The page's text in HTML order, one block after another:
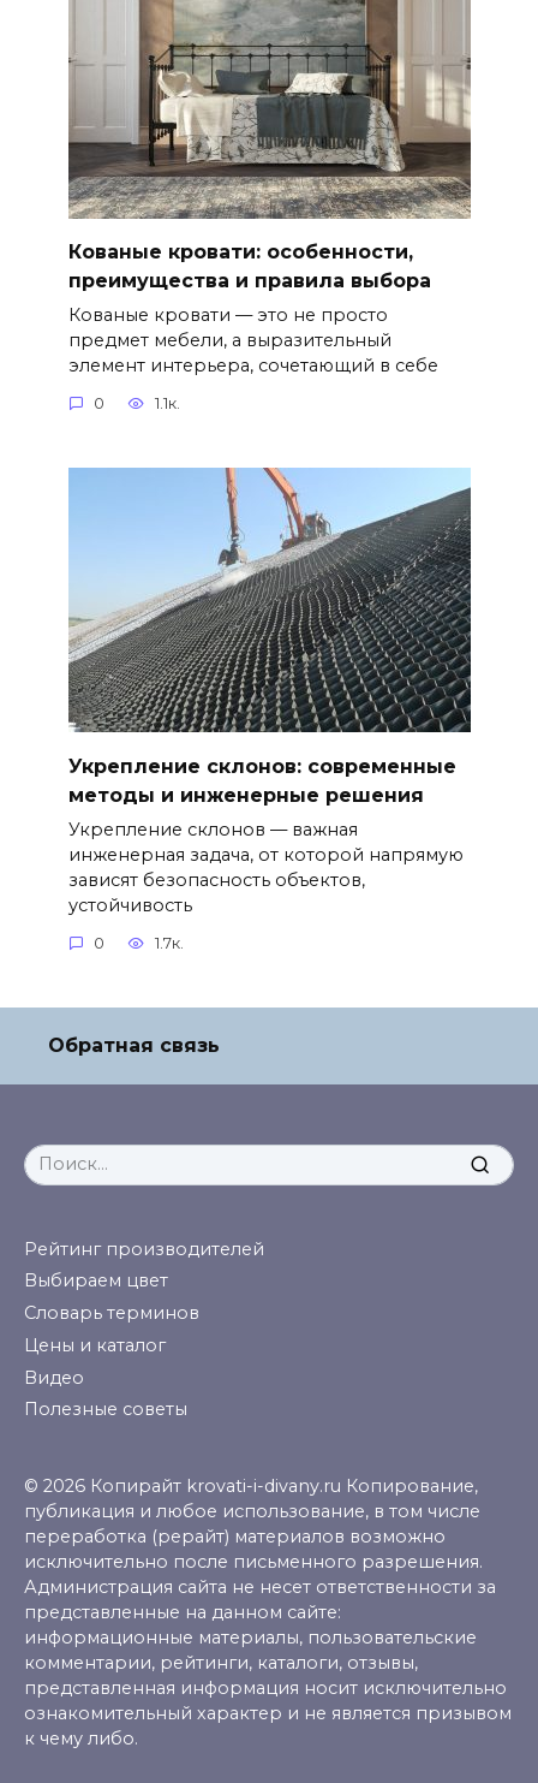
Кованые кровати: особенности,
преимущества и правила выбора
Кованые кровати — это не просто
предмет мебели, а выразительный
элемент интерьера, сочетающий в себе
0 1.1к.
Укрепление склонов: современные
методы и инженерные решения
Укрепление склонов — важная
инженерная задача, от которой напрямую
зависят безопасность объектов,
устойчивость
0 1.7к.
Обратная связь
Search
for:
Рейтинг производителей
Выбираем цвет
Словарь терминов
Цены и каталог
Видео
Полезные советы
© 2026 Копирайт krovati-i-divany.ru Копирование,
публикация и любое использование, в том числе
переработка (рерайт) материалов возможно
исключительно после письменного разрешения.
Администрация сайта не несет ответственности за
представленные на данном сайте:
информационные материалы, пользовательские
комментарии, рейтинги, каталоги, отзывы,
представленная информация носит исключительно
ознакомительный характер и не является призывом
к чему либо.